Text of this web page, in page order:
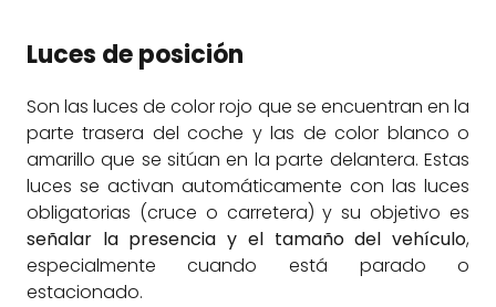
Luces de posición
Son las luces de color rojo que se encuentran en la
parte trasera del coche y las de color blanco o
amarillo que se sitúan en la parte delantera. Estas
luces se activan automáticamente con las luces
obligatorias (cruce o carretera) y su objetivo es
señalar la presencia y el tamaño del vehículo,
especialmente cuando está parado o
estacionado.